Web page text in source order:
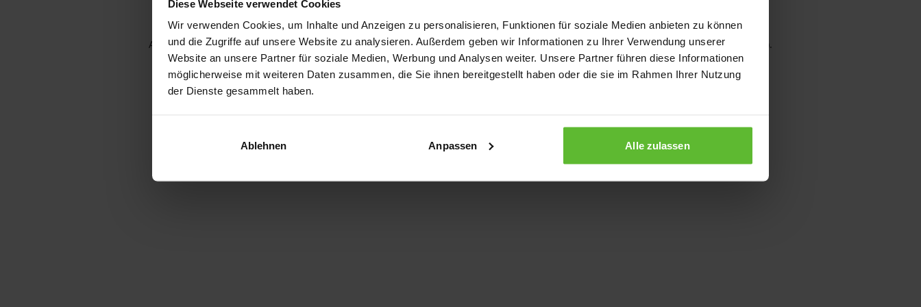
Diese Webseite verwendet Cookies
Wir verwenden Cookies, um Inhalte und Anzeigen zu personalisieren, Funktionen für soziale Medien anbieten zu können
und die Zugriffe auf unsere Website zu analysieren. Außerdem geben wir Informationen zu Ihrer Verwendung unserer
Website an unsere Partner für soziale Medien, Werbung und Analysen weiter. Unsere Partner führen diese Informationen
möglicherweise mit weiteren Daten zusammen, die Sie ihnen bereitgestellt haben oder die sie im Rahmen Ihrer Nutzung
der Dienste gesammelt haben.
Ablehnen Anpassen Alle zulassen
Application error: a client-side exception has occurred while loading www.kurzwego.de (see the browser console for more information).